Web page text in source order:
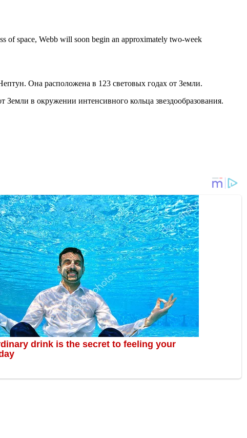
of space, Webb will soon begin an approximately two-week
Она расположена в 123 световых годах от Земли.
Земли в окружении интенсивного кольца звездообразования.